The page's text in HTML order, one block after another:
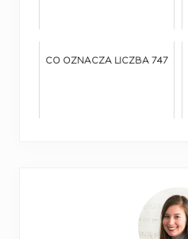
CO OZNACZA LICZBA 747